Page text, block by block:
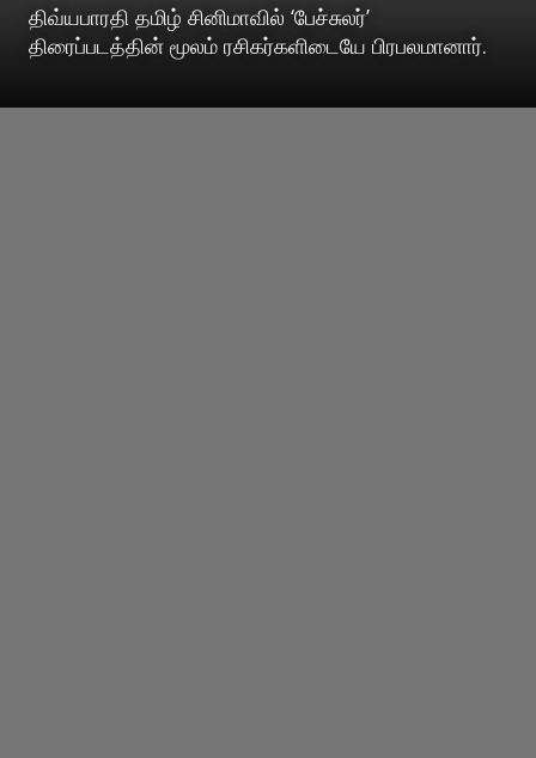
திவ்யபாரதி தமிழ் சினிமாவில் ‘பேச்சுலர்’
திரைப்படத்தின் மூலம் ரசிகர்களிடையே பிரபலமானார்.